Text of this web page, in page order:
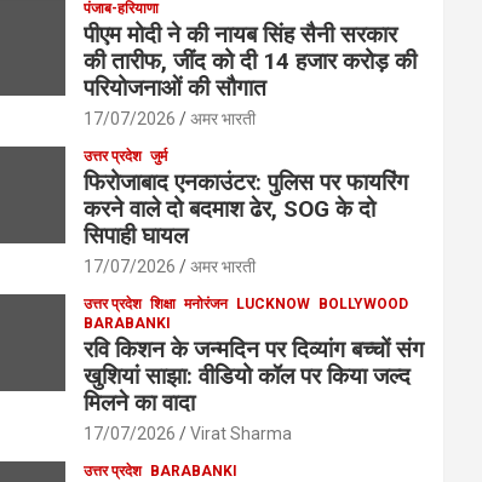
पंजाब-हरियाणा
पीएम मोदी ने की नायब सिंह सैनी सरकार
की तारीफ, जींद को दी 14 हजार करोड़ की
परियोजनाओं की सौगात
17/07/2026 अमर भारती
उत्तर प्रदेश जुर्म
फिरोजाबाद एनकाउंटर: पुलिस पर फायरिंग
करने वाले दो बदमाश ढेर, SOG के दो
सिपाही घायल
17/07/2026 अमर भारती
उत्तर प्रदेश शिक्षा मनोरंजन LUCKNOW
BOLLYWOOD
BARABANKI
रवि किशन के जन्मदिन पर दिव्यांग बच्चों संग
खुशियां साझा: वीडियो कॉल पर किया जल्द
मिलने का वादा
17/07/2026 Virat Sharma
उत्तर प्रदेश BARABANKI